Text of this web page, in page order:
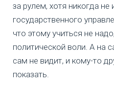
за рулем, хотя никогда не
государственного
что этому учиться не
политической воли. А на
сам не видит, и кому-то
показать.